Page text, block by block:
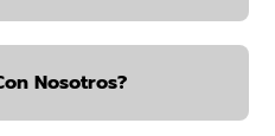
Nosotros?